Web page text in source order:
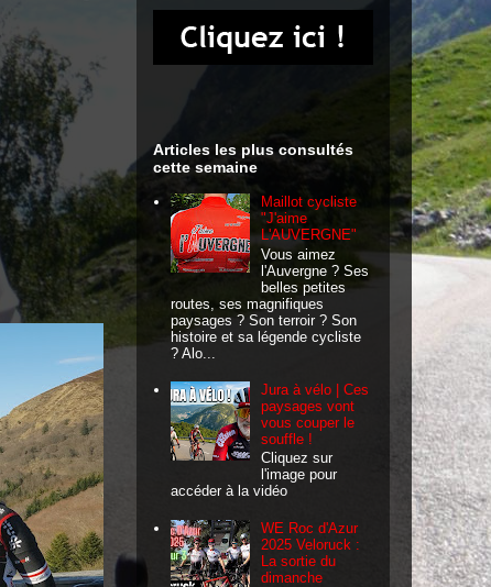
Articles les plus consultés
cette semaine
Maillot cycliste
"J'aime
L'AUVERGNE"
Vous aimez
l'Auvergne ? Ses
belles petites
routes, ses magnifiques
paysages ? Son terroir ? Son
histoire et sa légende cycliste
? Alo...
Jura à vélo | Ces
paysages vont
vous couper le
souffle !
Cliquez sur
l'image pour
accéder à la vidéo
WE Roc d'Azur
2025 Veloruck :
La sortie du
dimanche